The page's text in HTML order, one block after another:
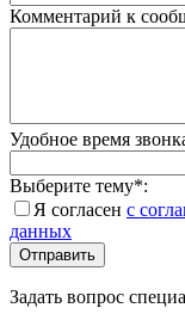
Комментарий к
Удобное время
Выберите тему*:
Я согласен с
данных
Задать вопрос